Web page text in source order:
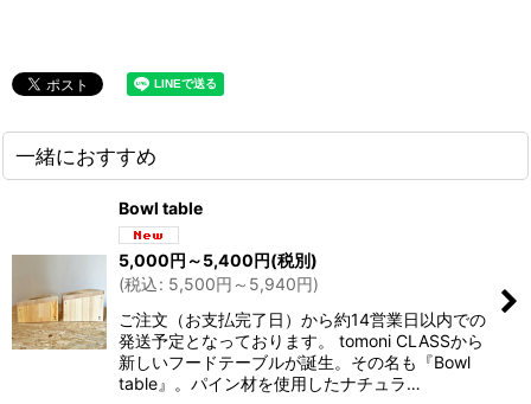
一緒におすすめ
Bowl table
5,000円 ～5,400円(税別)
(税込: 5,500円 ～5,940円)
ご注文（お支払完了日）から約14営業日以内での
発送予定となっております。 tomoni CLASSから
新しいフードテーブルが誕生。その名も『Bowl
table』。パイン材を使用したナチュラ…